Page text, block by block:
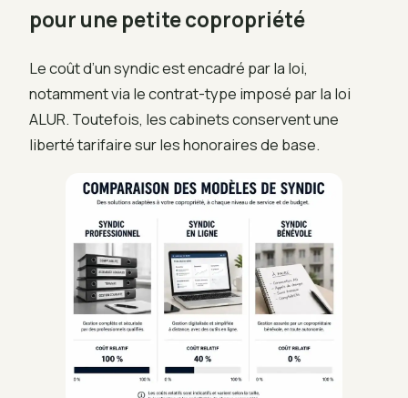
pour une petite copropriété
Le coût d’un syndic est encadré par la loi,
notamment via le contrat-type imposé par la loi
ALUR. Toutefois, les cabinets conservent une
liberté tarifaire sur les honoraires de base.